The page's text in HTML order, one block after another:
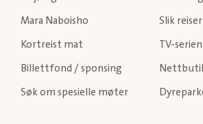
Mara Naboisho
Kortreist mat
Billettfond / sponsing
Søk om spesielle møter
Slik
TV-